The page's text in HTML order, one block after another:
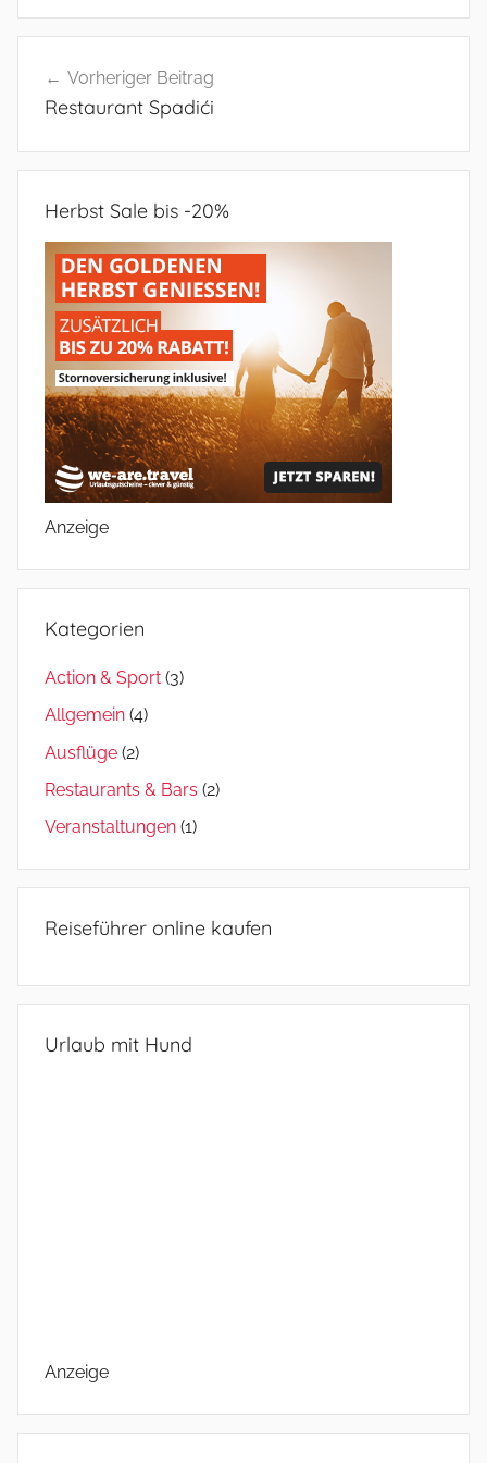
Vorheriger Beitrag
Restaurant Spadići
Herbst Sale bis -20%
Anzeige
Kategorien
Action & Sport (3)
Allgemein (4)
Ausflüge (2)
Restaurants & Bars (2)
Veranstaltungen (1)
Reiseführer online kaufen
Urlaub mit Hund
Anzeige